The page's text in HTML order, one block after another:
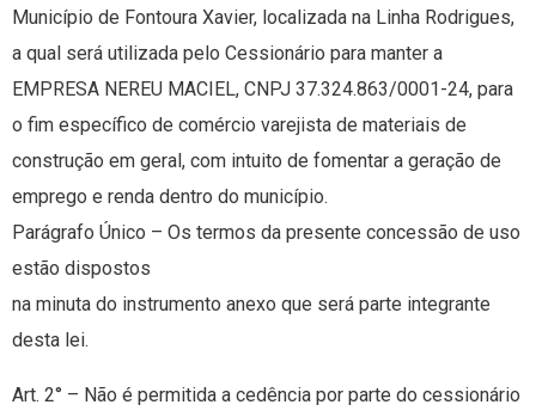
Município de Fontoura Xavier, localizada na Linha Rodrigues,
a qual será utilizada pelo Cessionário para manter a
EMPRESA NEREU MACIEL, CNPJ 37.324.863/0001-24, para
o fim específico de comércio varejista de materiais de
construção em geral, com intuito de fomentar a geração de
emprego e renda dentro do município.
Parágrafo Único – Os termos da presente concessão de uso
estão dispostos
na minuta do instrumento anexo que será parte integrante
desta lei.
Art. 2° – Não é permitida a cedência por parte do cessionário